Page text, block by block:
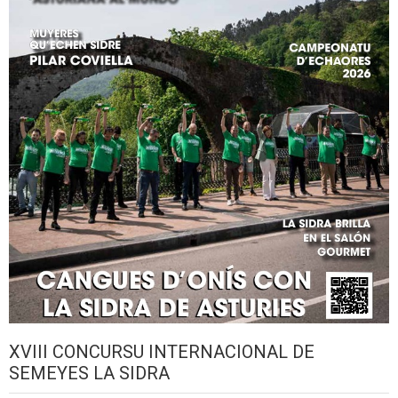
XVIII CONCURSU INTERNACIONAL DE
SEMEYES LA SIDRA